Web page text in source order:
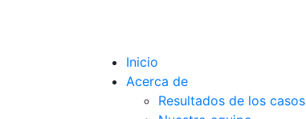
Inicio
Acerca de
Resultados de los casos